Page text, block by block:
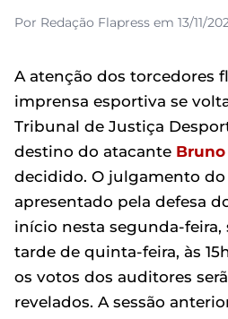
Por Redação Flapress em 13/11/
A atenção dos torcedores
imprensa esportiva se
Tribunal de Justiça
destino do atacante
decidido. O julgamento do
apresentado pela defesa
início nesta segunda-feira,
tarde de quinta-feira, às
os votos dos auditores
revelados. A sessão